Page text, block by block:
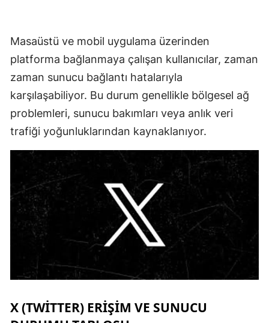
Masaüstü ve mobil uygulama üzerinden
platforma bağlanmaya çalışan kullanıcılar, zaman
zaman sunucu bağlantı hatalarıyla
karşılaşabiliyor. Bu durum genellikle bölgesel ağ
problemleri, sunucu bakımları veya anlık veri
trafiği yoğunluklarından kaynaklanıyor.
X (TWITTER) ERIŞIM VE SUNUCU